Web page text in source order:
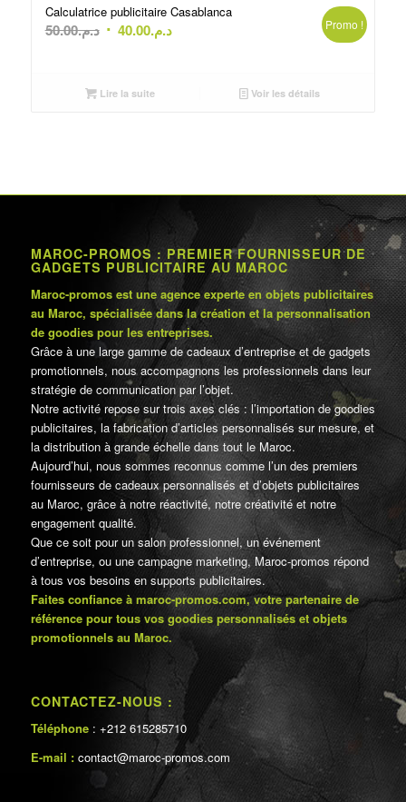
Calculatrice publicitaire Casablanca
د.م.50.00
Le
était :
د.م.40.00
Le
Promo !
Lire la suite Voir les détails
MAROC-PROMOS : PREMIER FOURNISSEUR DE
GADGETS PUBLICITAIRE AU MAROC
Maroc-promos est une agence experte en objets publicitaires
au Maroc, spécialisée dans la création et la personnalisation
de goodies pour les entreprises.
Grâce à une large gamme de cadeaux d’entreprise et de gadgets
promotionnels, nous accompagnons les professionnels dans leur
stratégie de communication par l’objet.
Notre activité repose sur trois axes clés : l’importation de goodies
publicitaires, la fabrication d’articles personnalisés sur mesure, et
la distribution à grande échelle dans tout le Maroc.
Aujourd’hui, nous sommes reconnus comme l’un des premiers
fournisseurs de cadeaux personnalisés et d’objets publicitaires
au Maroc, grâce à notre réactivité, notre créativité et notre
engagement qualité.
Que ce soit pour un salon professionnel, un événement
d’entreprise, ou une campagne marketing, Maroc-promos répond
à tous vos besoins en supports publicitaires.
Faites confiance à maroc-promos.com, votre partenaire de
référence pour tous vos goodies personnalisés et objets
promotionnels au Maroc.
CONTACTEZ-NOUS :
Téléphone : +212 615285710
E-mail : contact@maroc-promos.com